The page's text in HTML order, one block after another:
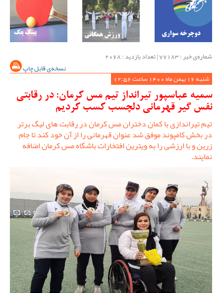
شماره‌ی خبر : ‌77183 | تعداد بازدید : 2068
نسخه‌ی قابل چاپ
شنبه 16 بهمن ماه 1400 ساعت 12:56
سمیه عباسپور تیرانداز تیم مس کرمان: در رقابتی
نفس گیر قهرمانی دلچسب کسب کردیم
تیم تیراندازی با کمان دختران مس کرمان در رقابت های لیگ برتر
در بخش کامپوند موفق شد عنوان قهرمانی را از آن خود کند تا جام
زرین و با ارزشی را به ویترین افتخارات باشگاه مس کرمان اضافه
نمایند.